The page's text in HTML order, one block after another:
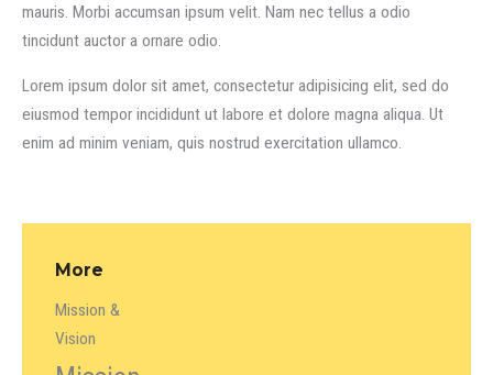
mauris. Morbi accumsan ipsum velit. Nam nec tellus a odio
tincidunt auctor a ornare odio.
Lorem ipsum dolor sit amet, consectetur adipisicing elit, sed do
eiusmod tempor incididunt ut labore et dolore magna aliqua. Ut
enim ad minim veniam, quis nostrud exercitation ullamco.
More
Mission &
Vision